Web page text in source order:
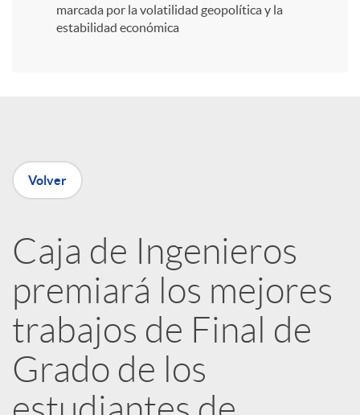
n
e
d
e
marcada por la volatilidad geopolítica y la
estabilidad económica
Volver
Caja de Ingenieros
premiará los mejores
trabajos de Final de
Grado de los